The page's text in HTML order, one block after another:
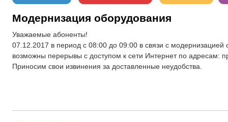
Модернизация оборудования
Уважаемые абоненты!
07.12.2017 в период с 08:00 до 09:00 в связи с модернизацией
возможны перерывы с доступом к сети Интернет по адресам:
Приносим свои извинения за доставленные неудобства.